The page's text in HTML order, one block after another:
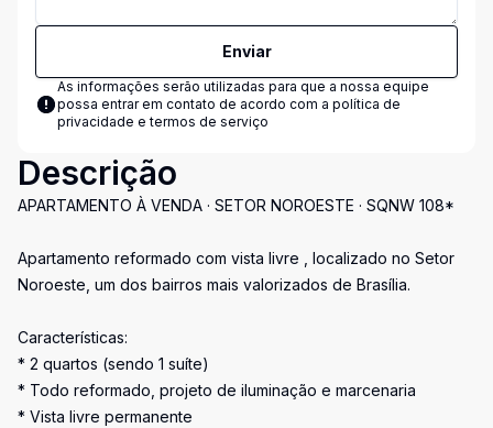
Enviar
As informações serão utilizadas para que a nossa equipe
possa entrar em contato de acordo com a política de
privacidade e termos de serviço
Descrição
APARTAMENTO À VENDA · SETOR NOROESTE · SQNW 108*
Apartamento reformado com vista livre , localizado no Setor
Noroeste, um dos bairros mais valorizados de Brasília.
Características:
* 2 quartos (sendo 1 suíte)
* Todo reformado, projeto de iluminação e marcenaria
* Vista livre permanente